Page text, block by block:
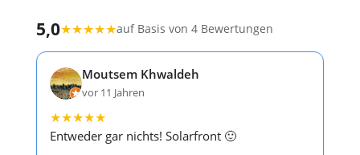
5,0★★★★★auf Basis von 4 Bewertungen
Moutsem Khwaldeh
vor 11 Jahren
★★★★★
Entweder gar nichts! Solarfront 🙂